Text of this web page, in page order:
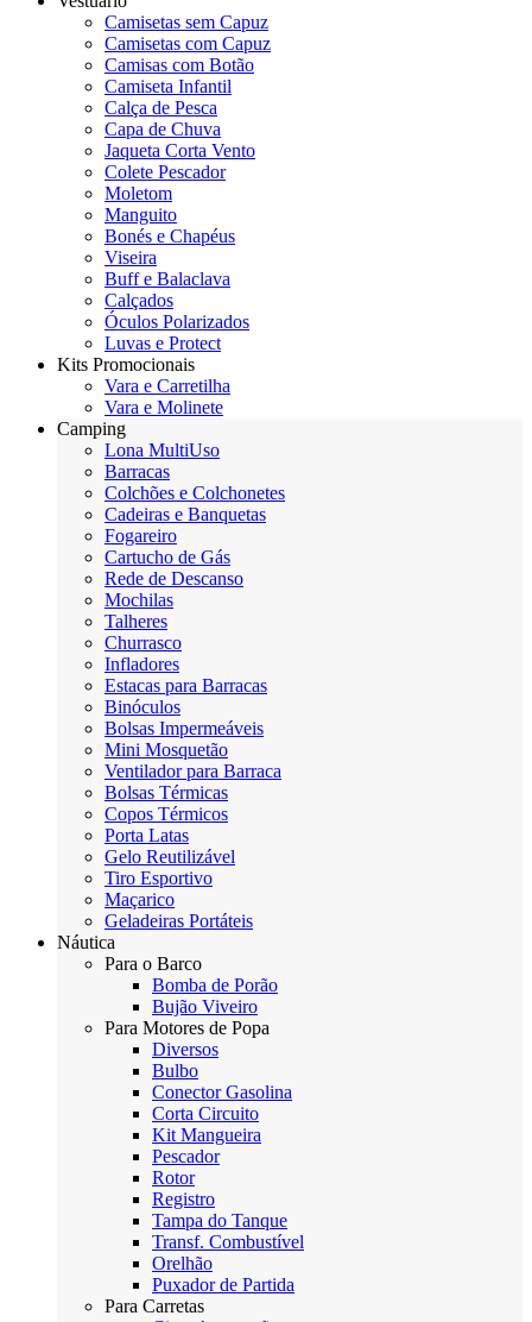
Camisetas sem Capuz
Camisetas com Capuz
Camisas com Botão
Camiseta Infantil
Calça de Pesca
Capa de Chuva
Jaqueta Corta Vento
Colete Pescador
Moletom
Manguito
Bonés e Chapéus
Viseira
Buff e Balaclava
Calçados
Óculos Polarizados
Luvas e Protect
Kits Promocionais
Vara e Carretilha
Vara e Molinete
Camping
Lona MultiUso
Barracas
Colchões e Colchonetes
Cadeiras e Banquetas
Fogareiro
Cartucho de Gás
Rede de Descanso
Mochilas
Talheres
Churrasco
Infladores
Estacas para Barracas
Binóculos
Bolsas Impermeáveis
Mini Mosquetão
Ventilador para Barraca
Bolsas Térmicas
Copos Térmicos
Porta Latas
Gelo Reutilizável
Tiro Esportivo
Maçarico
Geladeiras Portáteis
Náutica
Para o Barco
Bomba de Porão
Bujão Viveiro
Para Motores de Popa
Diversos
Bulbo
Conector Gasolina
Corta Circuito
Kit Mangueira
Pescador
Rotor
Registro
Tampa do Tanque
Transf. Combustível
Orelhão
Puxador de Partida
Para Carretas